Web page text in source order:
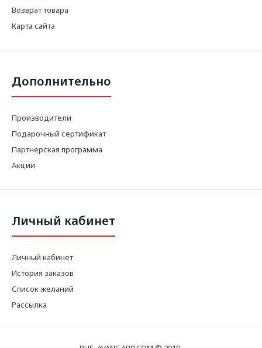
Возврат товара
Карта сайта
Дополнительно
Производители
Подарочный сертификат
Партнерская программа
Акции
Личный кабинет
Личный кабинет
История заказов
Список желаний
Рассылка